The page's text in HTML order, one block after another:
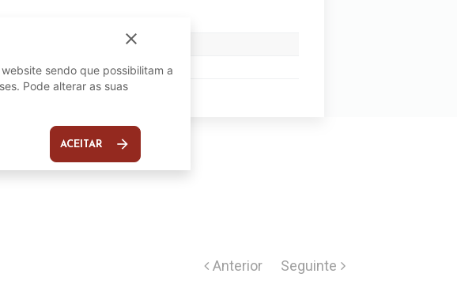
close
sendo que possibilitam a
Pode alterar as suas
ACEITAR arrow_forward